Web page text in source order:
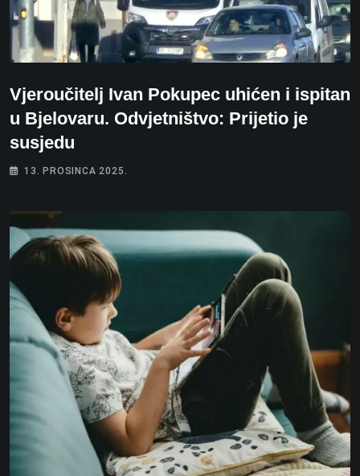
Vjeroučitelj Ivan Pokupec uhićen i ispitan
u Bjelovaru. Odvjetništvo: Prijetio je
susjedu
13. PROSINCA 2025.